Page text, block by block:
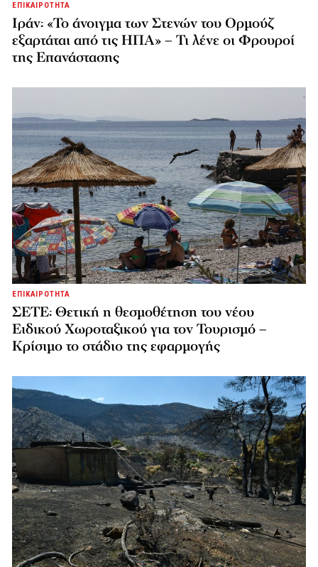
ΕΠΙΚΑΙΡΟΤΗΤΑ
Ιράν: «Το άνοιγμα των Στενών του Ορμούζ
εξαρτάται από τις ΗΠΑ» – Τι λένε οι Φρουροί
της Επανάστασης
ΕΠΙΚΑΙΡΟΤΗΤΑ
ΣΕΤΕ: Θετική η θεσμοθέτηση του νέου
Ειδικού Χωροταξικού για τον Τουρισμό –
Κρίσιμο το στάδιο της εφαρμογής